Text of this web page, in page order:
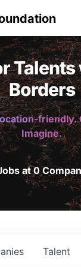
Borders
friendly.
Imagine.
at 0
Talent